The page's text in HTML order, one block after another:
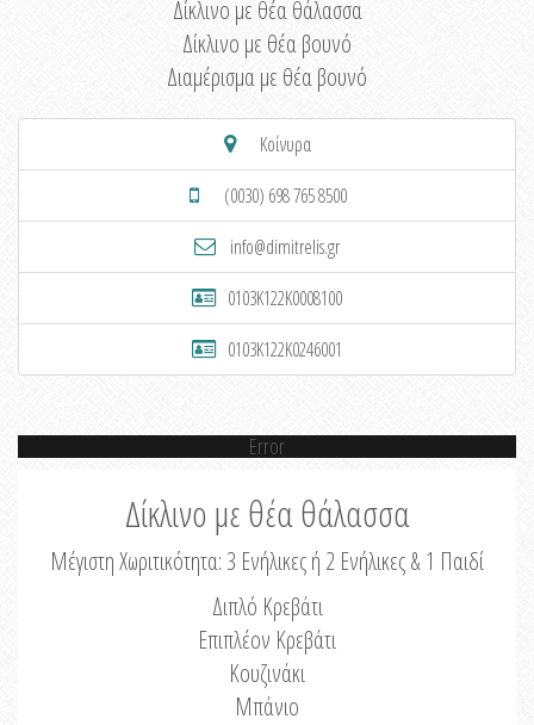
Δίκλινο με θέα θάλασσα
Δίκλινο με θέα βουνό
Διαμέρισμα με θέα βουνό
Κοίνυρα
(0030) 698 765 8500
info@dimitrelis.gr
0103K122K0008100
0103K122K0246001
Error
Δίκλινο με θέα θάλασσα
Μέγιστη Χωριτικότητα: 3 Ενήλικες ή 2 Ενήλικες & 1 Παιδί
Διπλό Κρεβάτι
Επιπλέον Κρεβάτι
Κουζινάκι
Μπάνιο